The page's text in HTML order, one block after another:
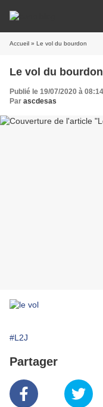
Accueil » Le vol du bourdon
Le vol du bourdon
Publié le 19/07/2020 à 08:14
Par ascdesas
#L2J
Partager